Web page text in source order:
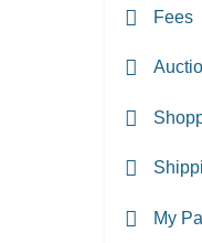
Fees
My